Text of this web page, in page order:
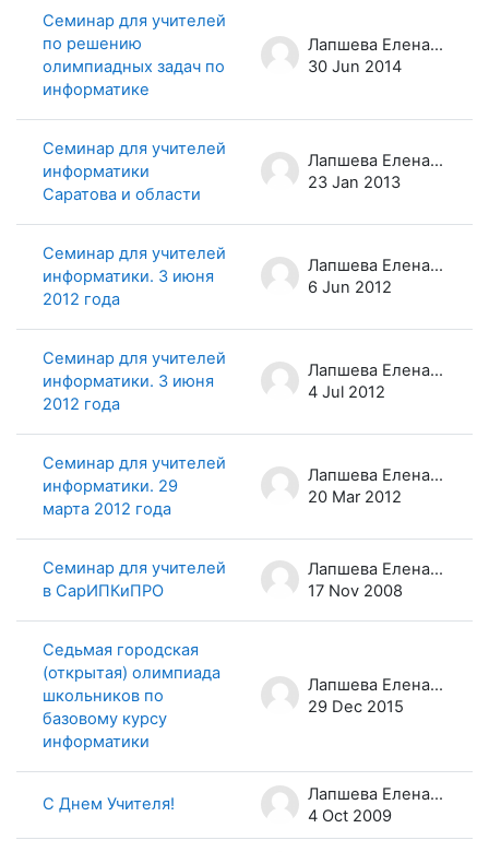
Семинар для учителей
по решению
олимпиадных задач по
информатике
Лапшева Елена Евгеньевна
30 Jun 2014
Семинар для учителей
информатики
Саратова и области
Лапшева Елена Евгеньевна
23 Jan 2013
Семинар для учителей
информатики. 3 июня
2012 года
Лапшева Елена Евгеньевна
6 Jun 2012
Семинар для учителей
информатики. 3 июня
2012 года
Лапшева Елена Евгеньевна
4 Jul 2012
Семинар для учителей
информатики. 29
марта 2012 года
Лапшева Елена Евгеньевна
20 Mar 2012
Семинар для учителей
в СарИПКиПРО
Лапшева Елена Евгеньевна
17 Nov 2008
Седьмая городская
(открытая) олимпиада
школьников по
базовому курсу
информатики
Лапшева Елена Евгеньевна
29 Dec 2015
С Днем Учителя!
Лапшева Елена Евгеньевна
4 Oct 2009